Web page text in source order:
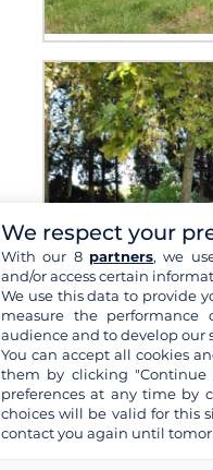
We respect your
With our 8 partners, we
and/or access certain
We use this data to provide
measure the
audience and to develop our
You can accept all cookies
them by clicking "Continue
preferences at any time by
choices will be valid for this
contact you again until